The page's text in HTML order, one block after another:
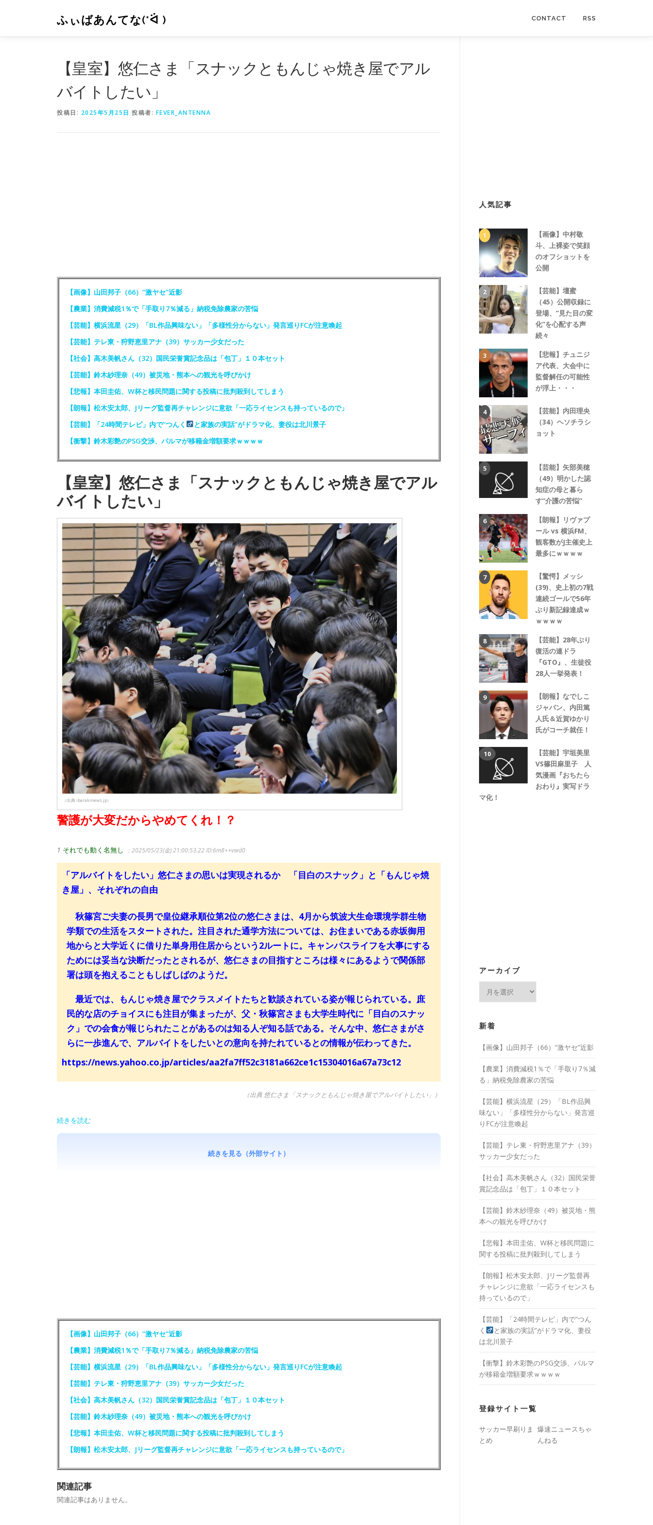
ン
ふぃばあんてな(*ᐛ ) CONTACT RSS
【皇室】悠仁さま「スナックともんじゃ焼き屋でアル
バイトしたい」
投稿日: 2025年5月25日 投稿者: FEVER_ANTENNA
【画像】山田邦子（66）“激ヤセ”近影
【農業】消費減税1％で「手取り7％減る」納税免除農家の苦悩
【芸能】横浜流星（29）「BL作品興味ない」「多様性分からない」発言巡りFCが注意喚起
【芸能】テレ東・狩野恵里アナ（39）サッカー少女だった
【社会】高木美帆さん（32）国民栄誉賞記念品は「包丁」１０本セット
【芸能】鈴木紗理奈（49）被災地・熊本への観光を呼びかけ
【悲報】本田圭佑、W杯と移民問題に関する投稿に批判殺到してしまう
【朗報】松木安太郎、Jリーグ監督再チャレンジに意欲「一応ライセンスも持っているので」
【芸能】「24時間テレビ」内で”つんく
と家族の実話”がドラマ化、妻役は北川景子
【衝撃】鈴木彩艶のPSG交渉、パルマが移籍金増額要求ｗｗｗｗ
【皇室】悠仁さま「スナックともんじゃ焼き屋でアル
バイトしたい」
（出典 ibarakinews.jp）
警護が大変だからやめてくれ！？
1 それでも動く名無し ：2025/05/23(金) 21:00:53.22ID:6m8++vwd0
「アルバイトをしたい」悠仁さまの思いは実現されるか 「目白のスナック」と「もんじゃ焼
き屋」、それぞれの自由
秋篠宮ご夫妻の長男で皇位継承順位第2位の悠仁さまは、4月から筑波大生命環境学群生物
学類での生活をスタートされた。注目された通学方法については、お住まいである赤坂御用
地からと大学近くに借りた単身用住居からという2ルートに。キャンパスライフを大事にする
ためには妥当な決断だったとされるが、悠仁さまの目指すところは様々にあるようで関係部
署は頭を抱えることもしばしばのようだ。
最近では、もんじゃ焼き屋でクラスメイトたちと歓談されている姿が報じられている。庶
民的な店のチョイスにも注目が集まったが、父・秋篠宮さまも大学生時代に「目白のスナッ
ク」での会食が報じられたことがあるのは知る人ぞ知る話である。そんな中、悠仁さまがさ
らに一歩進んで、アルバイトをしたいとの意向を持たれているとの情報が伝わってきた。
https://news.yahoo.co.jp/articles/aa2fa7ff52c3181a662ce1c15304016a67a73c12
（出典 悠仁さま「スナックともんじゃ焼き屋でアルバイトしたい」）
続きを読む
続きを見る（外部サイト）
【画像】山田邦子（66）“激ヤセ”近影
【農業】消費減税1％で「手取り7％減る」納税免除農家の苦悩
【芸能】横浜流星（29）「BL作品興味ない」「多様性分からない」発言巡りFCが注意喚起
【芸能】テレ東・狩野恵里アナ（39）サッカー少女だった
【社会】高木美帆さん（32）国民栄誉賞記念品は「包丁」１０本セット
【芸能】鈴木紗理奈（49）被災地・熊本への観光を呼びかけ
【悲報】本田圭佑、W杯と移民問題に関する投稿に批判殺到してしまう
【朗報】松木安太郎、Jリーグ監督再チャレンジに意欲「一応ライセンスも持っているので」
関連記事
関連記事はありません。
人気記事
【画像】中村敬
斗、上裸姿で笑顔
のオフショットを
公開
【芸能】壇蜜
（45）公開収録に
登場、“見た目の変
化”を心配する声
続々
【悲報】チュニジ
ア代表、大会中に
監督解任の可能性
が浮上・・・
【芸能】内田理央
（34）ヘソチラシ
ョット
【芸能】矢部美穂
（49）明かした認
知症の母と暮ら
す“介護の苦悩”
【朗報】リヴァプ
ール vs 横浜FM、
観客数がJ主催史上
最多にｗｗｗｗ
【驚愕】メッシ
(39)、史上初の7戦
連続ゴールで56年
ぶり新記録達成ｗ
ｗｗｗｗ
【芸能】28年ぶり
復活の連ドラ
『GTO』、生徒役
28人一挙発表！
【朗報】なでしこ
ジャパン、内田篤
人氏＆近賀ゆかり
氏がコーチ就任！
【芸能】宇垣美里
VS篠田麻里子 人
気漫画『おちたら
おわり』実写ドラ
マ化！
アーカイブ
イ
ブ
新着
【画像】山田邦子（66）“激ヤセ”近影
【農業】消費減税1％で「手取り7％減
る」納税免除農家の苦悩
【芸能】横浜流星（29）「BL作品興
味ない」「多様性分からない」発言巡
りFCが注意喚起
【芸能】テレ東・狩野恵里アナ（39）
サッカー少女だった
【社会】高木美帆さん（32）国民栄誉
賞記念品は「包丁」１０本セット
【芸能】鈴木紗理奈（49）被災地・熊
本への観光を呼びかけ
【悲報】本田圭佑、W杯と移民問題に
関する投稿に批判殺到してしまう
【朗報】松木安太郎、Jリーグ監督再
チャレンジに意欲「一応ライセンスも
持っているので」
【芸能】「24時間テレビ」内で”つん
く
と家族の実話”がドラマ化、妻役
は北川景子
【衝撃】鈴木彩艶のPSG交渉、パルマ
が移籍金増額要求ｗｗｗｗ
登録サイト一覧
サッカー早刷りま
とめ
爆速ニュースちゃ
んねる